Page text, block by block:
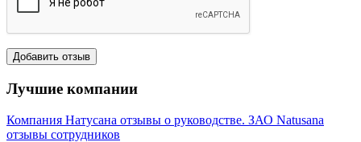
Лучшие компании
Компания Натусана отзывы о руководстве. ЗАО Natusana
отзывы сотрудников